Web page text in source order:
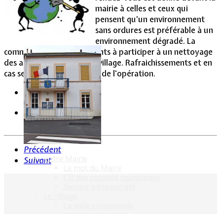
Vie Municipale
Votre Mairie
mairie à celles et ceux qui
pensent qu'un environnement
sans ordures est préférable à un
environnement dégradé. La
commune invite les habitants à participer à un nettoyage
des abords immédiats du village. Rafraichissements et en
cas seront offerts à l'issue de l'opération.
Précédent
Suivant